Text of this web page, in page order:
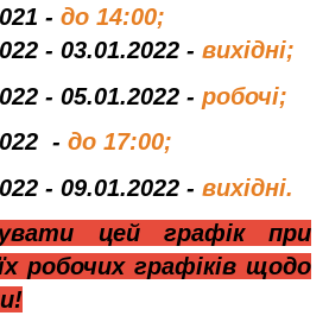
- до 14:00;
- 03.01.2022 - вихідні;
- 05.01.2022 - робочі;
- до 17:00;
- 09.01.2022 - вихідні.
цей графік при
робочих графіків щодо